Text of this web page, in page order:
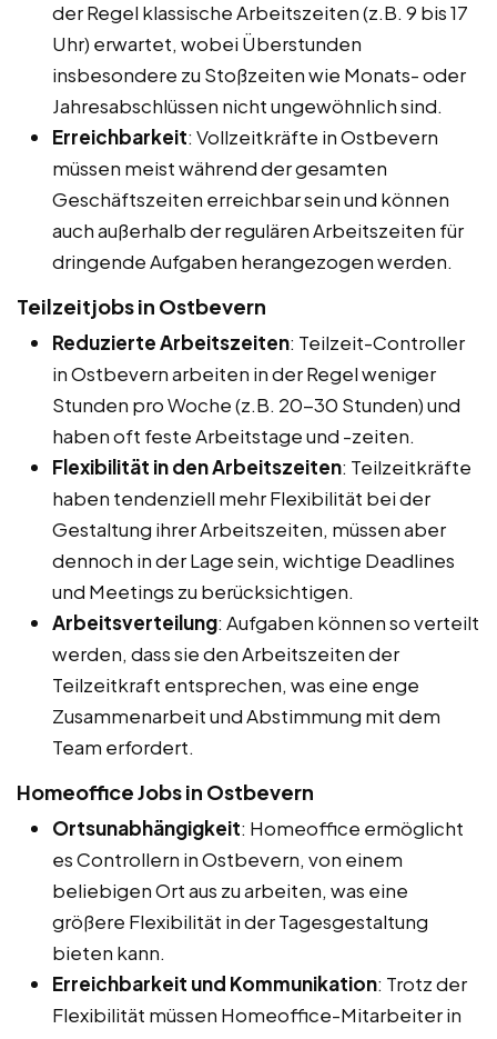
der Regel klassische Arbeitszeiten (z.B. 9 bis 17
Uhr) erwartet, wobei Überstunden
insbesondere zu Stoßzeiten wie Monats- oder
Jahresabschlüssen nicht ungewöhnlich sind.
Erreichbarkeit: Vollzeitkräfte in Ostbevern
müssen meist während der gesamten
Geschäftszeiten erreichbar sein und können
auch außerhalb der regulären Arbeitszeiten für
dringende Aufgaben herangezogen werden.
Teilzeitjobs in Ostbevern
Reduzierte Arbeitszeiten: Teilzeit-Controller
in Ostbevern arbeiten in der Regel weniger
Stunden pro Woche (z.B. 20-30 Stunden) und
haben oft feste Arbeitstage und -zeiten.
Flexibilität in den Arbeitszeiten: Teilzeitkräfte
haben tendenziell mehr Flexibilität bei der
Gestaltung ihrer Arbeitszeiten, müssen aber
dennoch in der Lage sein, wichtige Deadlines
und Meetings zu berücksichtigen.
Arbeitsverteilung: Aufgaben können so verteilt
werden, dass sie den Arbeitszeiten der
Teilzeitkraft entsprechen, was eine enge
Zusammenarbeit und Abstimmung mit dem
Team erfordert.
Homeoffice Jobs in Ostbevern
Ortsunabhängigkeit: Homeoffice ermöglicht
es Controllern in Ostbevern, von einem
beliebigen Ort aus zu arbeiten, was eine
größere Flexibilität in der Tagesgestaltung
bieten kann.
Erreichbarkeit und Kommunikation: Trotz der
Flexibilität müssen Homeoffice-Mitarbeiter in